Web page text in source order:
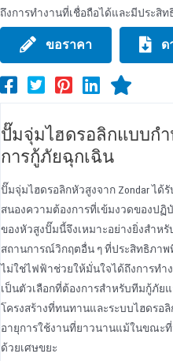
ถึงการทํางานที่เชื่อถือได้และมีประสิ
ขอราคา ด
ปั๊มจุ่มไฮดรอลิกแบบกํ
การกู้ภัยฉุกเฉิน
ปั๊มจุ่มไฮดรอลิกหัวสูงจาก Zondar ได้
สนองความต้องการที่เข้มงวดของป
ของหัวสูงปั๊มนี้จึงเหมาะอย่างยิ่งสําห
สถานการณ์วิกฤตอื่น ๆ ที่ประสิทธิภา
ไม่ใช่ไฟฟ้าช่วยให้มั่นใจได้ถึงการทํ
เป็นตัวเลือกที่ต้องการสําหรับทีมกู้ภัย
โครงสร้างที่ทนทานและระบบไฮดรอ
อายุการใช้งานที่ยาวนานแม้ในขณะ
ด้วยเศษขยะ